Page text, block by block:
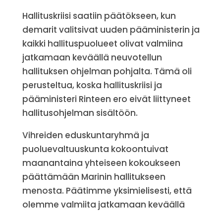
Hallituskriisi saatiin päätökseen, kun
demarit valitsivat uuden pääministerin ja
kaikki hallituspuolueet olivat valmiina
jatkamaan keväällä neuvotellun
hallituksen ohjelman pohjalta. Tämä oli
perusteltua, koska hallituskriisi ja
pääministeri Rinteen ero eivät liittyneet
hallitusohjelman sisältöön.
Vihreiden eduskuntaryhmä ja
puoluevaltuuskunta kokoontuivat
maanantaina yhteiseen kokoukseen
päättämään Marinin hallitukseen
menosta. Päätimme yksimielisesti, että
olemme valmiita jatkamaan keväällä